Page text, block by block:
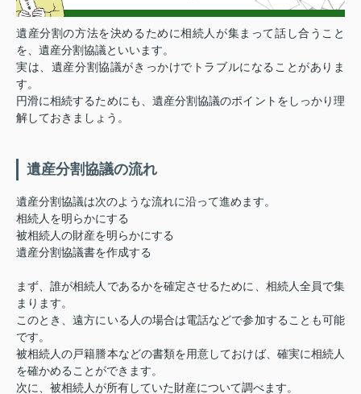
遺産分割の方法を決めるために相続人が集まって話し合うこと
を、遺産分割協議といいます。
実は、遺産分割協議がきっかけでトラブルになることがありま
す。
円滑に相続するためにも、遺産分割協議のポイントをしっかり理
解しておきましょう。
遺産分割協議の流れ
遺産分割協議は次のような流れに沿って進めます。
相続人を明らかにする
被相続人の財産を明らかにする
遺産分割協議書を作成する
まず、誰が相続人であるかを確定させるために、相続人全員で集
まります。
このとき、遠方にいる人の場合は電話などで参加することも可能
です。
被相続人の戸籍謄本などの書類を用意しておけば、確実に相続人
を確かめることができます。
次に、被相続人が所有していた財産について調べます。